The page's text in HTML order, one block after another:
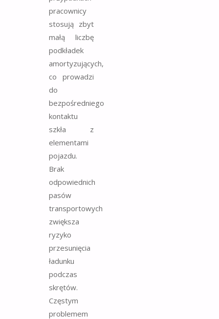
pracownicy
stosują zbyt
małą liczbę
podkładek
amortyzujących,
co prowadzi
do
bezpośredniego
kontaktu
szkła z
elementami
pojazdu.
Brak
odpowiednich
pasów
transportowych
zwiększa
ryzyko
przesunięcia
ładunku
podczas
skrętów.
Częstym
problemem